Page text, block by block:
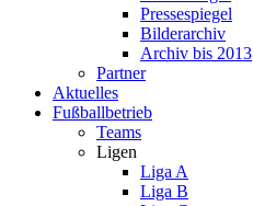
Pressespiegel
Bilderarchiv
Archiv bis 2013
Partner
Aktuelles
Fußballbetrieb
Teams
Ligen
Liga A
Liga B